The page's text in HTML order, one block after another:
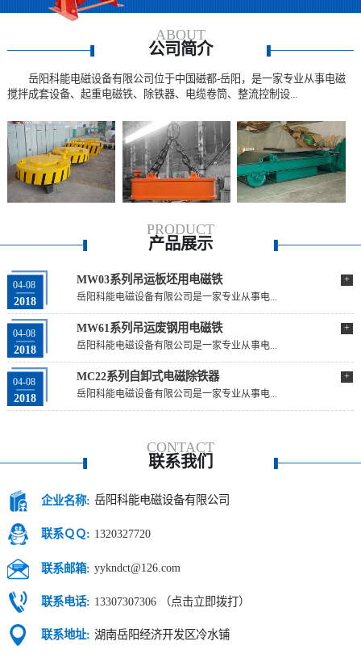
ABOUT
公司简介
岳阳科能电磁设备有限公司位于中国磁都-岳阳，是一家专业从事电磁
搅拌成套设备、起重电磁铁、除铁器、电缆卷筒、整流控制设...
PRODUCT
产品展示
04-08
2018
MW03系列吊运板坯用电磁铁
+
岳阳科能电磁设备有限公司是一家专业从事电...
04-08
2018
MW61系列吊运废钢用电磁铁
+
岳阳科能电磁设备有限公司是一家专业从事电...
04-08
2018
MC22系列自卸式电磁除铁器
+
岳阳科能电磁设备有限公司是一家专业从事电...
CONTACT
联系我们
企业名称: 岳阳科能电磁设备有限公司
联系ＱＱ: 1320327720
联系邮箱: yykndct@126.com
联系电话: 13307307306 （点击立即拨打）
联系地址: 湖南岳阳经济开发区冷水铺